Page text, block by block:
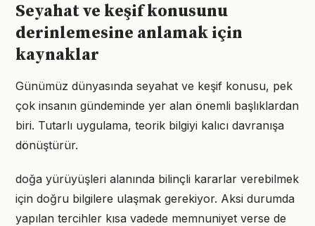
Seyahat ve keşif konusunu
derinlemesine anlamak için
kaynaklar
Günümüz dünyasında seyahat ve keşif konusu, pek
çok insanın gündeminde yer alan önemli başlıklardan
biri. Tutarlı uygulama, teorik bilgiyi kalıcı davranışa
dönüştürür.
doğa yürüyüşleri alanında bilinçli kararlar verebilmek
için doğru bilgilere ulaşmak gerekiyor. Aksi durumda
yapılan tercihler kısa vadede memnuniyet verse de